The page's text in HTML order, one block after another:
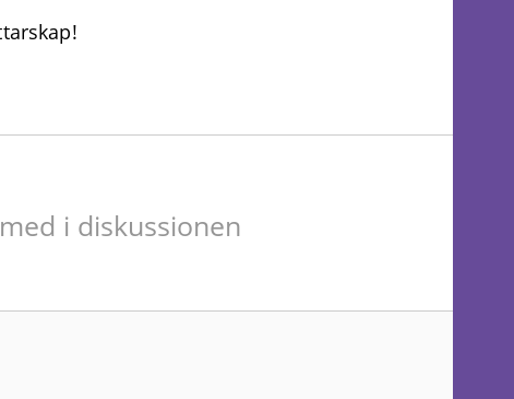
i diskussionen